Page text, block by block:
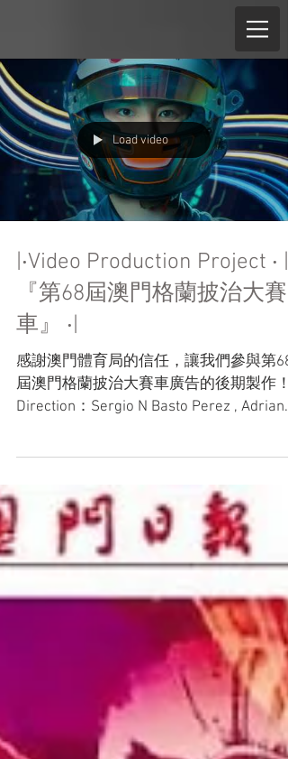
Load video
|‧Video Production Project ‧ | ‧
『第68屆澳門格蘭披治大賽
車』 ‧|
感謝澳門體育局的信任，讓我們參與第68
屆澳門格蘭披治大賽車廣告的後期製作！
Direction：Sergio N Basto Perez , Adrian
Editor: Adrian Lee...